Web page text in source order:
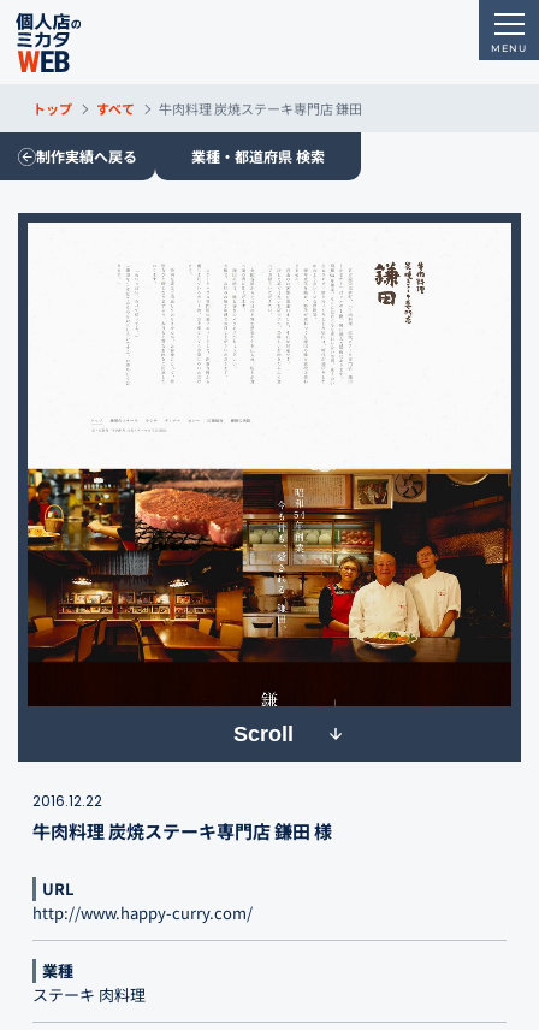
トップ すべて 牛肉料理 炭焼ステーキ専門店 鎌田
制作実績へ戻る 業種・都道府県 検索
Scroll
2016.12.22
牛肉料理 炭焼ステーキ専門店 鎌田 様
URL
http://www.happy-curry.com/
業種
ステーキ 肉料理